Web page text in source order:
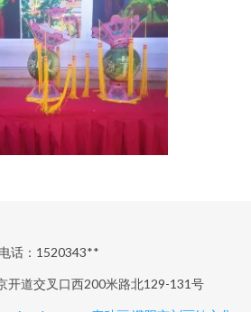
电话：1520343**
开道交叉口西200米路北129-131号